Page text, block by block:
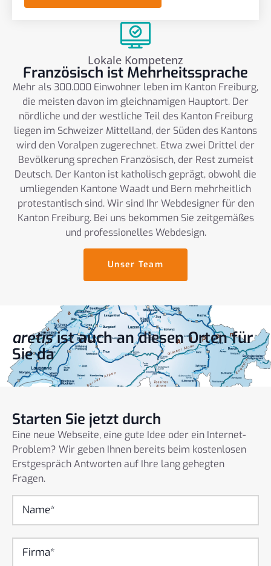
Lokale Kompetenz
Französisch ist Mehrheitssprache
Mehr als 300.000 Einwohner leben im Kanton Freiburg,
die meisten davon im gleichnamigen Hauptort. Der
nördliche und der westliche Teil des Kanton Freiburg
liegen im Schweizer Mittelland, der Süden des Kantons
wird den Voralpen zugerechnet. Etwa zwei Drittel der
Bevölkerung sprechen Französisch, der Rest zumeist
Deutsch. Der Kanton ist katholisch geprägt, obwohl die
umliegenden Kantone Waadt und Bern mehrheitlich
protestantisch sind. Wir sind Ihr Webdesigner für den
Kanton Freiburg. Bei uns bekommen Sie zeitgemäßes
und professionelles Webdesign.
Unser Team
aretisist auch an diesen Orten für
Sie da
Starten Sie jetzt durch
Eine neue Webseite, eine gute Idee oder ein Internet-
Problem? Wir geben Ihnen bereits beim kostenlosen
Erstgespräch Antworten auf Ihre lang gehegten
Fragen.